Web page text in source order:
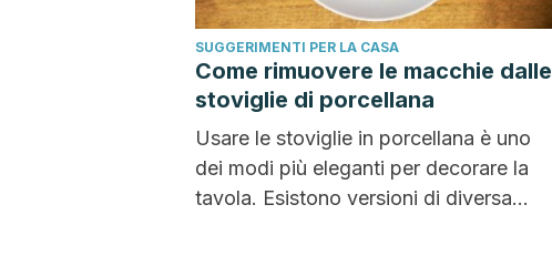
SUGGERIMENTI PER LA CASA
Come rimuovere le macchie dalle
stoviglie di porcellana
Usare le stoviglie in porcellana è uno
dei modi più eleganti per decorare la
tavola. Esistono versioni di diversa